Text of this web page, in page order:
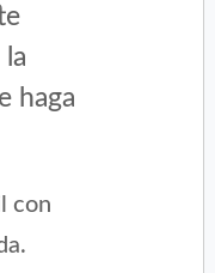
la
haga
con